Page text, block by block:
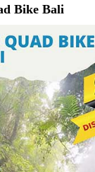
Bike Bali